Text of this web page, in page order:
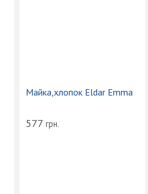
Майка,хлопок Eldar Emma
577 грн.